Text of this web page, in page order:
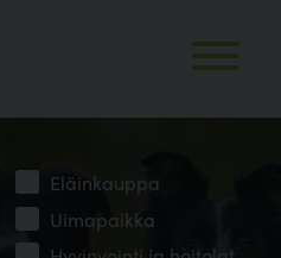
Eläinkauppa
Uimapaikka